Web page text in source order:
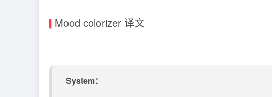
Mood colorizer 译文
System：